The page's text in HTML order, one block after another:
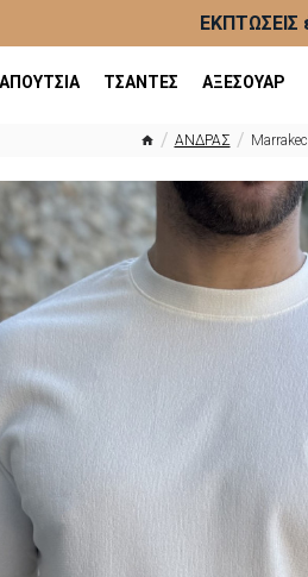
ΕΚΠΤΩΣΕΙΣ
ΤΣΑΝΤΕΣ ΑΞΕΣΟΥΑΡ
ΑΝΔΡΑΣ